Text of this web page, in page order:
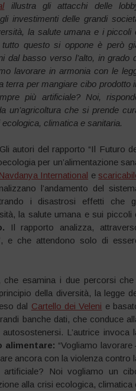
illustra gli attacchi delle
investimenti delle grandi
la salute umana e i piccoli
questo si oppone è però
dal basso verso l’alto, in grado
lavorare in armonia con le
terra per mangiare cibo prodotto
più artificiale? Noi,
un’agricoltura che si prende
climatica e sanitaria.
autori del rapporto “Il Futuro
per un’alimentazione
Navdanya International e
l’andamento del
i disastrosi effetti che
la salute umana e sui piccoli
Il rapporto analizza,
e che attendono solo di
che esamina i due percorsi che
della diversità, la legge
dal Cartello dei Veleni e
banche dati, che conduce
L’autrice invoca
alimentare: “Vogliamo lavorare
ancora con la violenza contro
Noi vogliamo un
alla crisi ecologica, climatica